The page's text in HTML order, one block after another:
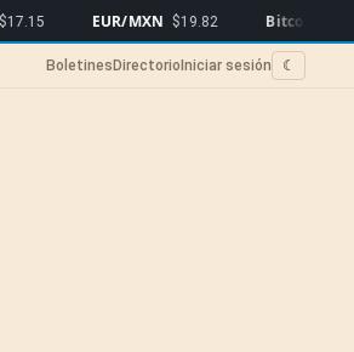
EUR/MXN $19.82 Bitcoin $64,975
Boletines Directorio Iniciar sesión ☾